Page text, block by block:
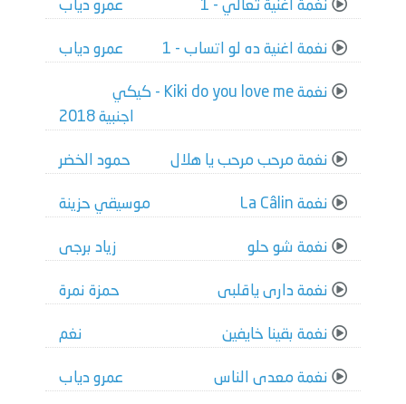
نغمة اغنية تعالي - 1 عمرو دياب
نغمة اغنية ده لو اتساب - 1 عمرو دياب
نغمة Kiki do you love me - كيكي
اجنبية 2018
نغمة مرحب مرحب يا هلال حمود الخضر
نغمة La Câlin موسيقي حزينة
نغمة شو حلو زياد برجى
نغمة دارى ياقلبى حمزة نمرة
نغمة بقينا خايفين نغم
نغمة معدى الناس عمرو دياب